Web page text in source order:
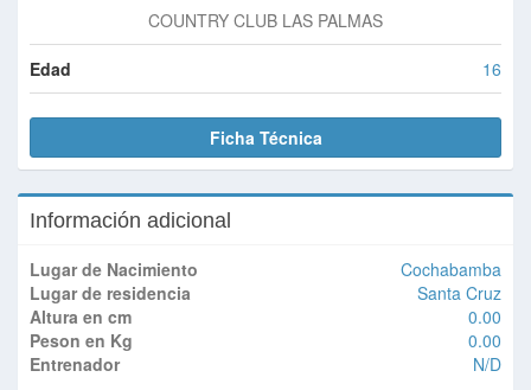
COUNTRY CLUB LAS PALMAS
Edad 16
Ficha Técnica
Información adicional
Lugar de Nacimiento
Cochabamba
Lugar de residencia
Santa Cruz
Altura en cm
0.00
Peson en Kg
0.00
Entrenador
N/D